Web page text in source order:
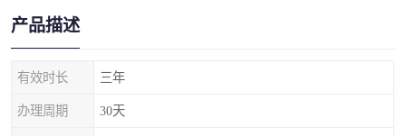
产品描述
有效时长 三年
办理周期 30天